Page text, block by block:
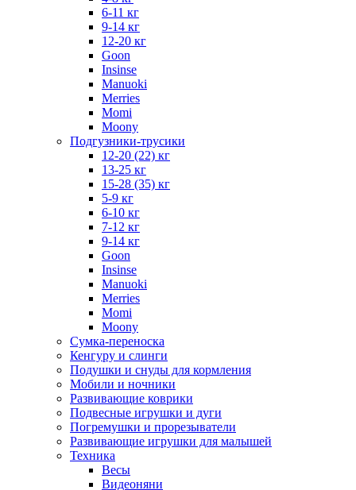
6-11 кг
9-14 кг
12-20 кг
Goon
Insinse
Manuoki
Merries
Momi
Moony
Подгузники-трусики
12-20 (22) кг
13-25 кг
15-28 (35) кг
5-9 кг
6-10 кг
7-12 кг
9-14 кг
Goon
Insinse
Manuoki
Merries
Momi
Moony
Сумка-переноска
Кенгуру и слинги
Подушки и снуды для кормления
Мобили и ночники
Развивающие коврики
Подвесные игрушки и дуги
Погремушки и прорезыватели
Развивающие игрушки для малышей
Техника
Весы
Видеоняни